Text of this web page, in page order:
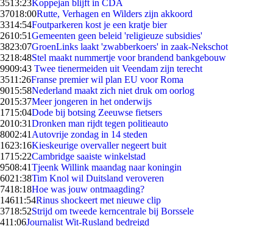
3513:23Koppejan blijft in CDA
37018:00Rutte, Verhagen en Wilders zijn akkoord
3314:54Foutparkeren kost je een kratje bier
2610:51Gemeenten geen beleid 'religieuze subsidies'
3823:07GroenLinks laakt 'zwabberkoers' in zaak-Nekschot
3218:48Stel maakt nummertje voor brandend bankgebouw
9909:43 Twee tienermeiden uit Veendam zijn terecht
3511:26Franse premier wil plan EU voor Roma
9015:58Nederland maakt zich niet druk om oorlog
2015:37Meer jongeren in het onderwijs
1715:04Dode bij botsing Zeeuwse fietsers
2010:31Dronken man rijdt tegen politieauto
8002:41 Autovrije zondag in 14 steden
1623:16Kieskeurige overvaller negeert buit
1715:22Cambridge saaiste winkelstad
9508:41Tjeenk Willink maandag naar koningin
6021:38Tim Knol wil Duitsland veroveren
7418:18Hoe was jouw ontmaagding?
14611:54Rinus shockeert met nieuwe clip
3718:52Strijd om tweede kerncentrale bij Borssele
411:06Journalist Wit-Rusland bedreigd